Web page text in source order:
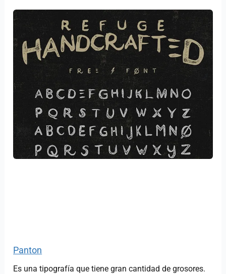
Panton
Es una tipografía que tiene gran cantidad de grosores.